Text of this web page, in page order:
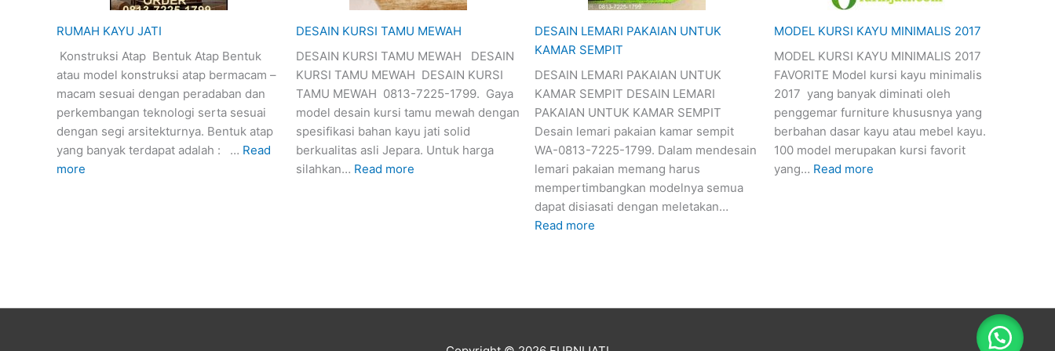
RUMAH KAYU JATI
Konstruksi Atap Bentuk Atap Bentuk
atau model konstruksi atap bermacam –
macam sesuai dengan peradaban dan
perkembangan teknologi serta sesuai
dengan segi arsitekturnya. Bentuk atap
yang banyak terdapat adalah : … Read
more
DESAIN KURSI TAMU MEWAH
DESAIN KURSI TAMU MEWAH DESAIN
KURSI TAMU MEWAH DESAIN KURSI
TAMU MEWAH 0813-7225-1799. Gaya
model desain kursi tamu mewah dengan
spesifikasi bahan kayu jati solid
berkualitas asli Jepara. Untuk harga
silahkan… Read more
DESAIN LEMARI PAKAIAN UNTUK
KAMAR SEMPIT
DESAIN LEMARI PAKAIAN UNTUK
KAMAR SEMPIT DESAIN LEMARI
PAKAIAN UNTUK KAMAR SEMPIT
Desain lemari pakaian kamar sempit
WA-0813-7225-1799. Dalam mendesain
lemari pakaian memang harus
mempertimbangkan modelnya semua
dapat disiasati dengan meletakan…
Read more
MODEL KURSI KAYU MINIMALIS 2017
MODEL KURSI KAYU MINIMALIS 2017
FAVORITE Model kursi kayu minimalis
2017 yang banyak diminati oleh
penggemar furniture khususnya yang
berbahan dasar kayu atau mebel kayu.
100 model merupakan kursi favorit
yang… Read more